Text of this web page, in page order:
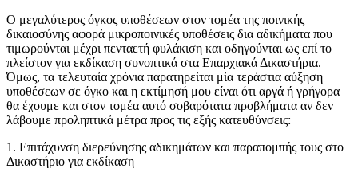
Ο μεγαλύτερος όγκος υποθέσεων στον τομέα της ποινικής
δικαιοσύνης αφορά μικροποινικές υποθέσεις δια αδικήματα που
τιμωρούνται μέχρι πενταετή φυλάκιση και οδηγούνται ως επί το
πλείστον για εκδίκαση συνοπτικά στα Επαρχιακά Δικαστήρια.
Όμως, τα τελευταία χρόνια παρατηρείται μία τεράστια αύξηση
υποθέσεων σε όγκο και η εκτίμησή μου είναι ότι αργά ή γρήγορα
θα έχουμε και στον τομέα αυτό σοβαρότατα προβλήματα αν δεν
λάβουμε προληπτικά μέτρα προς τις εξής κατευθύνσεις:
1. Επιτάχυνση διερεύνησης αδικημάτων και παραπομπής τους στο
Δικαστήριο για εκδίκαση